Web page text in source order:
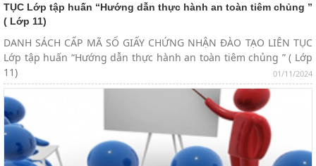
01/11/2024
TỤC Lớp tập huấn “Hướng dẫn thực hành an toàn tiêm chủng ”
( Lớp 11)
DANH SÁCH CẤP MÃ SỐ GIẤY CHỨNG NHẬN ĐÀO TẠO LIÊN TỤC
Lớp tập huấn “Hướng dẫn thực hành an toàn tiêm chủng ” ( Lớp
11)